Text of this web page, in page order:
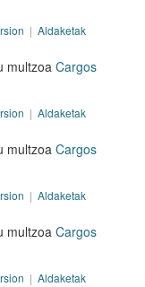
| Aldaketak
multzoaCargos
| Aldaketak
multzoaCargos
| Aldaketak
multzoaCargos
| Aldaketak